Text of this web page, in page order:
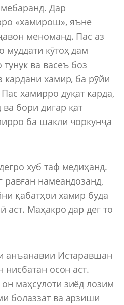
Дар
«хамирош», яъне
меноманд. Пас аз
кӯтоҳ дам
ва васеъ боз
кардани хамир, ба рӯйи
хамирро дуқат карда,
бори дигар қат
ба шакли чоркунҷа
хуб таф медиҳанд.
равған намеандозанд,
қабатҳои хамир буда
аст. Маҳакро дар дег то
анъанавии Истаравшан
нисбатан осон аст.
маҳсулоти зиёд лозим
болаззат ва арзиши